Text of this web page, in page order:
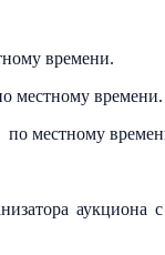
времени.
местному времени.
местному